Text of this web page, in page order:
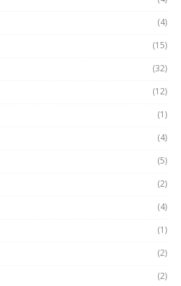
(4)
(15)
(32)
(12)
(1)
(4)
(5)
(2)
(4)
(1)
(2)
(2)